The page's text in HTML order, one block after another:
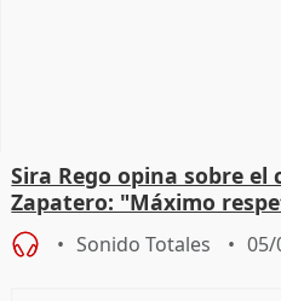
Sira Rego opina sobre el
Zapatero: "Máximo
proceso judicial"
Sonido Totales 05/